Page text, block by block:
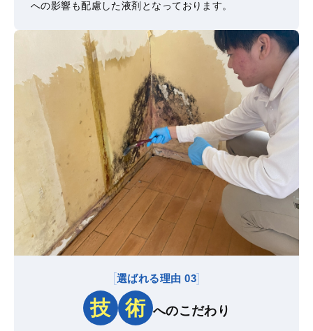
への影響も配慮した液剤となっております。
選ばれる理由 03
技 術 へのこだわり